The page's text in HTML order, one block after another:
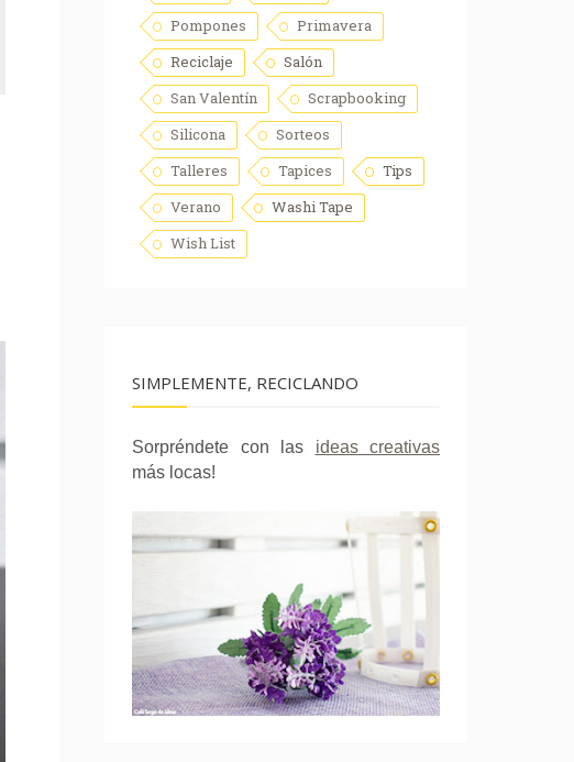
Pompones
Primavera
Reciclaje
Salón
San Valentín
Scrapbooking
Silicona
Sorteos
Talleres
Tapices
Tips
Verano
Washi Tape
Wish List
SIMPLEMENTE, RECICLANDO
Sorpréndete con las ideas creativas
más locas!